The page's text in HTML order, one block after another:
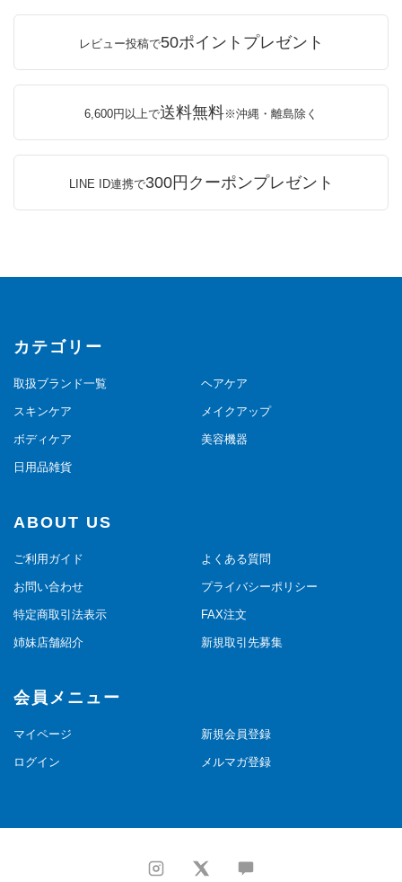
レビュー投稿で50ポイントプレゼント
6,600円以上で送料無料※沖縄・離島除く
LINE ID連携で300円クーポンプレゼント
カテゴリー
取扱ブランド一覧 ヘアケア
スキンケア メイクアップ
ボディケア 美容機器
日用品雑貨
ABOUT US
ご利用ガイド よくある質問
お問い合わせ プライバシーポリシー
特定商取引法表示 FAX注文
姉妹店舗紹介 新規取引先募集
会員メニュー
マイページ 新規会員登録
ログイン メルマガ登録